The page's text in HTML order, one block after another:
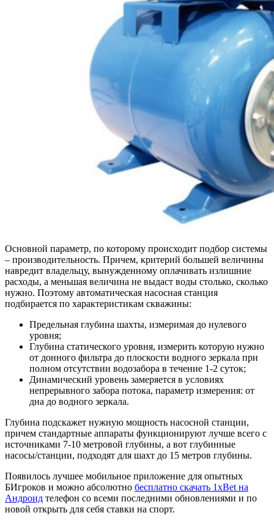
Основной параметр, по которому происходит подбор системы
– производительность. Причем, критерий большей величины
навредит владельцу, вынужденному оплачивать излишние
расходы, а меньшая величина не выдаст воды столько, сколько
нужно. Поэтому автоматическая насосная станция
подбирается по характеристикам скважины:
Предельная глубина шахты, измеримая до нулевого
уровня;
Глубина статического уровня, измерить которую нужно
от донного фильтра до плоскости водного зеркала при
полном отсутствии водозабора в течение 1-2 суток;
Динамический уровень замеряется в условиях
непрерывного забора потока, параметр измерения: от
дна до водного зеркала.
Глубина подскажет нужную мощность насосной станции,
причем стандартные аппараты функционируют лучше всего с
источниками 7-10 метровой глубины, а вот глубинные
насосы/станции, подходят для шахт до 15 метров глубины.
Появилось лучшее мобильное приложение для опытных
БИгроков и можно абсолютно бесплатно скачать 1xBet на
Андроид телефон со всеми последними обновлениями и по
новой открыть для себя ставки на спорт.